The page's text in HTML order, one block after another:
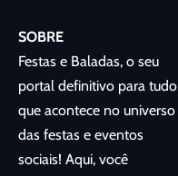
SOBRE
Festas e Baladas, o seu
portal definitivo para tudo
que acontece no universo
das festas e eventos
sociais! Aqui, você